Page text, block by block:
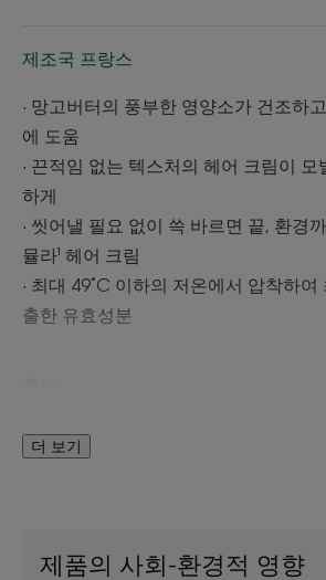
제조국 프랑스
∙ 망고버터의 풍부한 영양소가 건조하
에 도움
∙ 끈적임 없는 텍스처의 헤어 크림이
하게
∙ 씻어낼 필요 없이 쓱 바르면 끝, 환경
뮬라¹ 헤어 크림
∙ 최대 49˚C 이하의 저온에서 압착하
출한 유효성분
88% : 모발 영양 충전²
텍스처
더 보기
제품의 사회-환경적 영향